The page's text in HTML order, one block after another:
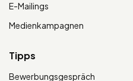
E-Mailings
Medienkampagnen
Tipps
Bewerbungsgespräch